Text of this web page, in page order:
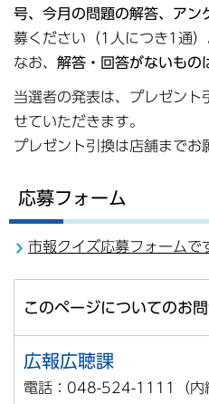
号、今月の問題の解答、アン
募ください（1人につき1通）
なお、 解答・回答がないもの
当選者の発表は、プレゼント
せていただきます。
プレゼント引換は店舗までお
応募フォーム
市報クイズ応募フォームで
このページについてのお
広報広聴課
電話：048-524-1111（内